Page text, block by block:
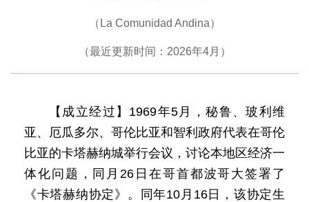
（La Comunidad Andina）
（最近更新时间：2026年4月）
【成立经过】1969年5月，秘鲁、玻利维
亚、厄瓜多尔、哥伦比亚和智利政府代表在哥伦
比亚的卡塔赫纳城举行会议，讨论本地区经济一
体化问题，同月26日在哥首都波哥大签署了
《卡塔赫纳协定》。同年10月16日，该协定生